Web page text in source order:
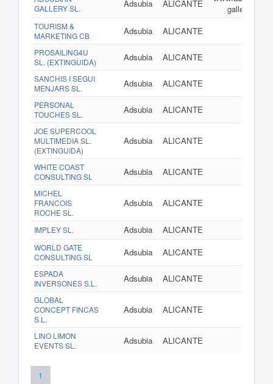
GALLERY SL.
Adsubia ALICANTE
gallery.com
TOURISM &
MARKETING CB
Adsubia ALICANTE
PROSAILING4U
SL. (EXTINGUIDA)
Adsubia ALICANTE
SANCHIS I SEGUI
MENJARS SL.
Adsubia ALICANTE
PERSONAL
TOUCHES SL.
Adsubia ALICANTE
JOE SUPERCOOL
MULTIMEDIA SL.
(EXTINGUIDA)
Adsubia ALICANTE
WHITE COAST
CONSULTING SL
Adsubia ALICANTE
MICHEL
FRANCOIS
ROCHE SL.
Adsubia ALICANTE
IMPLEY SL. Adsubia ALICANTE
WORLD GATE
CONSULTING SL
Adsubia ALICANTE
ESPADA
INVERSONES S.L.
Adsubia ALICANTE
GLOBAL
CONCEPT FINCAS
S.L.
Adsubia ALICANTE
LINO LIMON
EVENTS SL.
Adsubia ALICANTE
1